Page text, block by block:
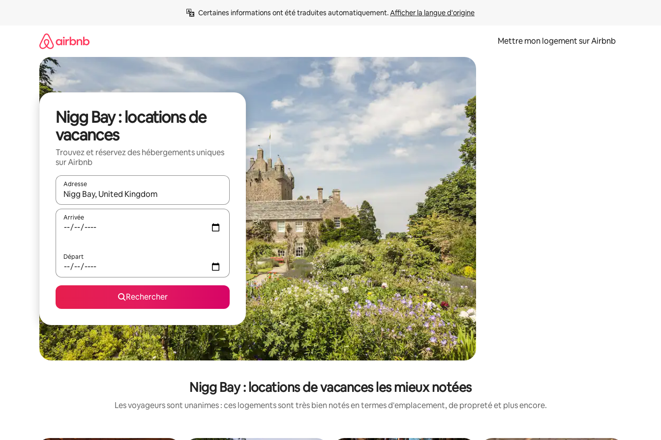
Certaines informations ont été traduites automatiquement. Afficher la langue d'origine
Mettre mon logement sur Airbnb
Nigg Bay : locations de
vacances
Trouvez et réservez des hébergements uniques
sur Airbnb
Adresse
Lorsque les résultats s'affichent, utilisez les flèches vers le haut et vers le bas pour les parcourir ou en appuyant et en faisant glisser.
Arrivée
Départ
Rechercher
Nigg Bay : locations de vacances les mieux notées
Les voyageurs sont unanimes : ces logements sont très bien notés en termes d'emplacement, de propreté et plus encore.